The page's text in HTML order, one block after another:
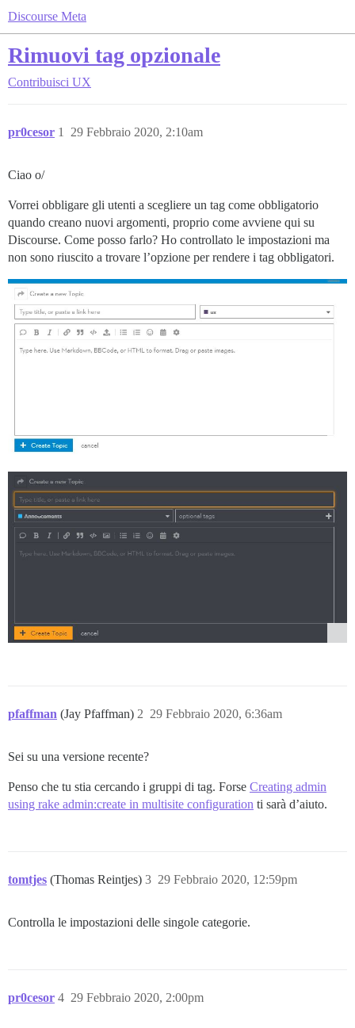
Discourse Meta
Rimuovi tag opzionale
Contribuisci UX
pr0cesor 29 Febbraio 2020, 2:10am
1
Ciao o/
Vorrei obbligare gli utenti a scegliere un tag come obbligatorio
quando creano nuovi argomenti, proprio come avviene qui su
Discourse. Come posso farlo? Ho controllato le impostazioni ma
non sono riuscito a trovare l’opzione per rendere i tag obbligatori.
pfaffman (Jay Pfaffman) 29 Febbraio 2020, 6:36am
2
Sei su una versione recente?
Penso che tu stia cercando i gruppi di tag. Forse Creating admin
using rake admin:create in multisite configuration ti sarà d’aiuto.
tomtjes (Thomas Reintjes) 29 Febbraio 2020, 12:59pm
3
Controlla le impostazioni delle singole categorie.
pr0cesor 29 Febbraio 2020, 2:00pm
4